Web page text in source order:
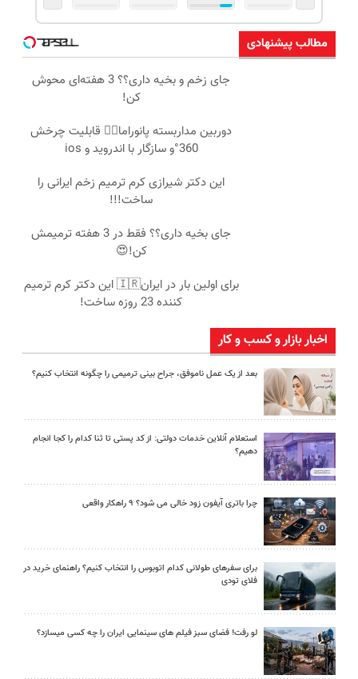
مطالب پیشنهادی
جای زخم و بخیه داری؟؟ 3 هفته‌ای محوش
کن!
دوربین مداربسته پانوراما👈🏻 قابلیت چرخش
360°و سازگار با اندروید و ios
این دکتر شیرازی کرم ترمیم زخم ایرانی را
ساخت!!!
جای بخیه داری؟؟ فقط در 3 هفته ترمیمش
کن!😍
برای اولین بار در ایران🇮🇷 این دکتر کرم ترمیم
کننده 23 روزه ساخت!
اخبار بازار و کسب و کار
بعد از یک عمل ناموفق، جراح بینی ترمیمی را چگونه انتخاب کنیم؟
استعلام آنلاین خدمات دولتی: از کد پستی تا ثنا کدام را کجا انجام
دهیم؟
چرا باتری آیفون زود خالی می شود؟ ۹ راهکار واقعی
برای سفرهای طولانی کدام اتوبوس را انتخاب کنیم؟ راهنمای خرید در
فلای تودی
لو رفت! فضای سبز فیلم های سینمایی ایران را چه کسی میسازد؟